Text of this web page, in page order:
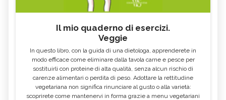
Il mio quaderno di esercizi.
Veggie
In questo libro, con la guida di una dietologa, apprenderete in
modo efficace come eliminare dalla tavola carne e pesce per
sostituirli con proteine di alta qualità, senza alcun rischio di
carenze alimentari o perdita di peso. Adottare la rettitudine
vegetariana non significa rinunciare al gusto o alla varietà:
scoprirete come mantenervi in forma grazie a menu vegetariani